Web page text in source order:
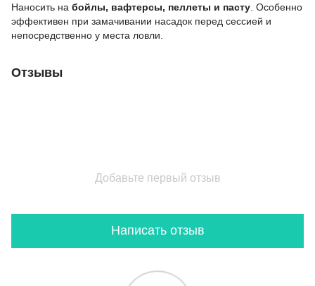
Наносить на бойлы, вафтерсы, пеллеты и пасту . Особенно
эффективен при замачивании насадок перед сессией и
непосредственно у места ловли.
Отзывы
Добавьте первый отзыв
Написать отзыв